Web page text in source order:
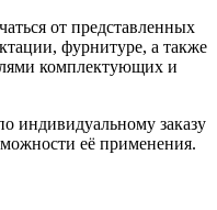
от представленных
фурнитуре, а также
комплектующих и
индивидуальному заказу
её применения.